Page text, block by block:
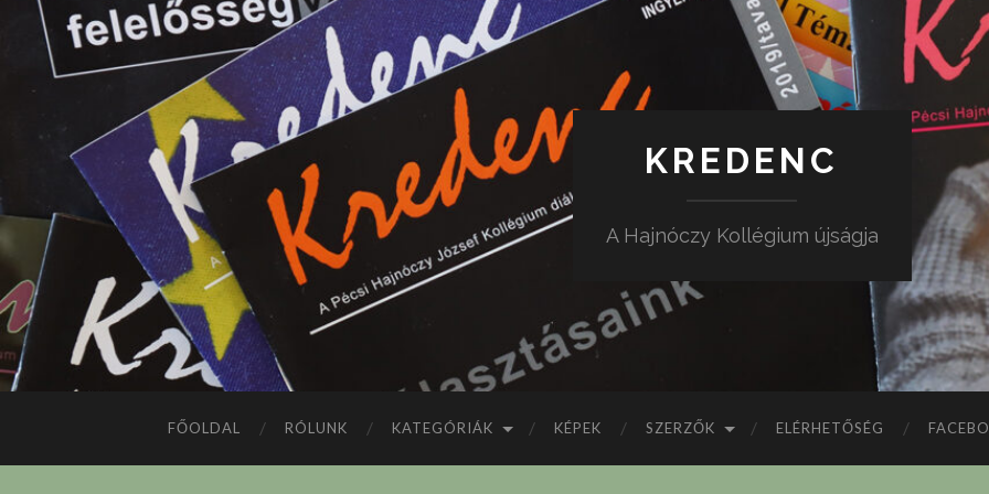
KREDENC
A Hajnóczy Kollégium újságja
FŐOLDAL RÓLUNK KATEGÓRIÁK KÉPEK SZERZŐK ELÉRHETŐSÉG